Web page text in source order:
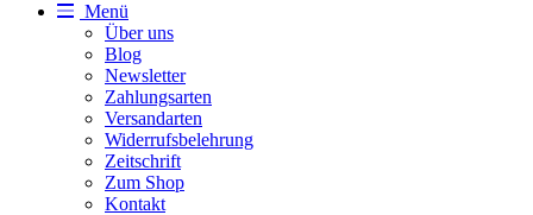
Menü
Über uns
Blog
Newsletter
Zahlungsarten
Versandarten
Widerrufsbelehrung
Zeitschrift
Zum Shop
Kontakt